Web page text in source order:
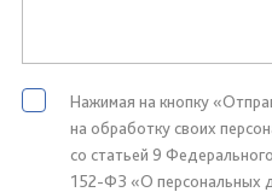
Нажимая на кнопку
на обработку своих
со статьей 9
152-ФЗ «О персональных